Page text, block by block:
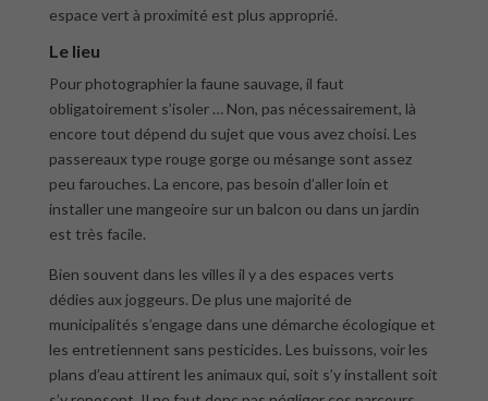
espace vert à proximité est plus approprié.
Le lieu
Pour photographier la faune sauvage, il faut
obligatoirement s’isoler … Non, pas nécessairement, là
encore tout dépend du sujet que vous avez choisi. Les
passereaux type rouge gorge ou mésange sont assez
peu farouches. La encore, pas besoin d’aller loin et
installer une mangeoire sur un balcon ou dans un jardin
est très facile.
Bien souvent dans les villes il y a des espaces verts
dédies aux joggeurs. De plus une majorité de
municipalités s’engage dans une démarche écologique et
les entretiennent sans pesticides. Les buissons, voir les
plans d’eau attirent les animaux qui, soit s’y installent soit